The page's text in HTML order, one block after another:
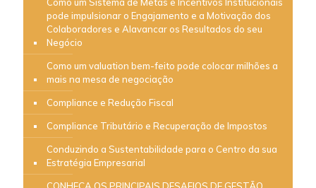
pode impulsionar o Engajamento e a Motivação dos
Colaboradores e Alavancar os Resultados do seu
Negócio
Como um valuation bem-feito pode colocar milhões a
mais na mesa de negociação
Compliance e Redução Fiscal
Compliance Tributário e Recuperação de Impostos
Conduzindo a Sustentabilidade para o Centro da sua
Estratégia Empresarial
CONHEÇA OS PRINCIPAIS DESAFIOS DE GESTÃO